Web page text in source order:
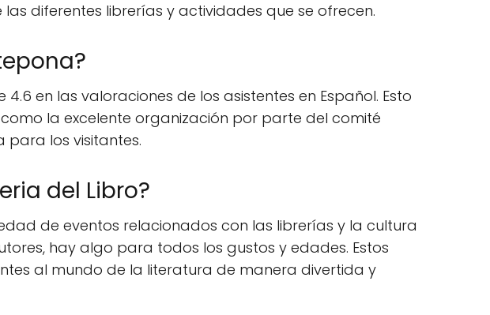
diferentes librerías y actividades que se ofrecen.
en las valoraciones de los asistentes en Español. Esto
la excelente organización por parte del comité
para los visitantes.
del Libro?
de eventos relacionados con las librerías y la cultura
hay algo para todos los gustos y edades. Estos
al mundo de la literatura de manera divertida y